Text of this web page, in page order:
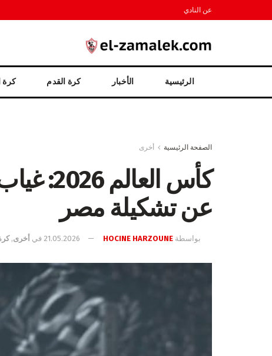
عن النادي
الرئيسية الأخبار كرة القدم كرة
الصفحة الرئيسية أخرى
كأس
عن تشكيلة مصر
بواسطة HOCINE HARZOUNE
21.05.2026 في أخرى,